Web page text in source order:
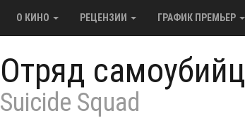
О КИНО РЕЦЕНЗИИ ГРАФИК ПРЕМЬЕР
Отряд самоубийц
Suicide Squad